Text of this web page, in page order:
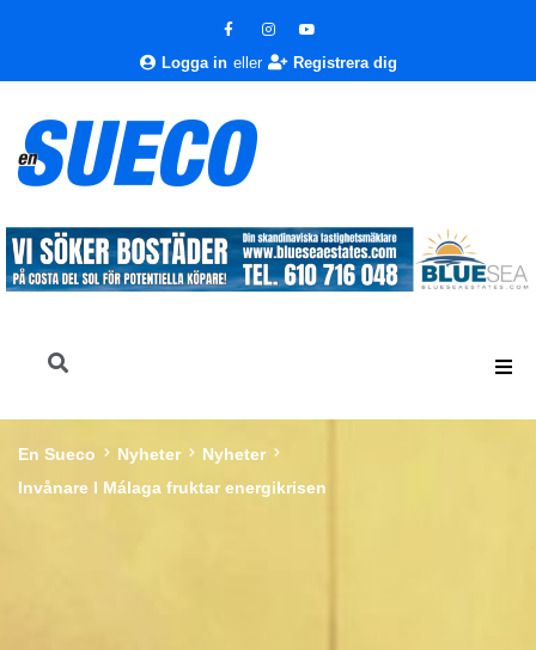
Logga in eller Registrera dig
En Sueco Nyheter
Nyheter
Invånare I Málaga fruktar energikrisen